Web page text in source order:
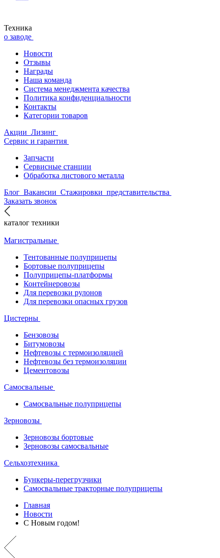
Техника
о заводе
Новости
Отзывы
Награды
Наша команда
Система менеджмента качества
Политика конфиденциальности
Контакты
Категории товаров
Акции Лизинг
Сервис и гарантия
Запчасти
Сервисные станции
Обработка листового металла
Блог Вакансии Стажировки представительства
Заказать звонок
каталог техники
Магистральные
Тентованные полуприцепы
Бортовые полуприцепы
Полуприцепы-платформы
Контейнеровозы
Для перевозки рулонов
Для перевозки опасных грузов
Цистерны
Бензовозы
Битумовозы
Нефтевозы с термоизоляцией
Нефтевозы без термоизоляции
Цементовозы
Самосвальные
Самосвальные полуприцепы
Зерновозы
Зерновозы бортовые
Зерновозы самосвальные
Сельхозтехника
Бункеры-перегрузчики
Самосвальные тракторные полуприцепы
Главная
Новости
С Новым годом!